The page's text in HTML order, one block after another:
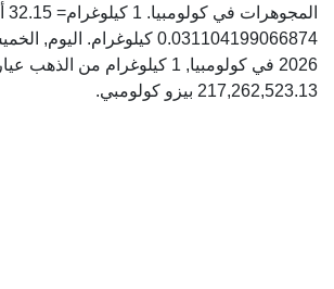
217,262,523.13 بيزو كولومبي.